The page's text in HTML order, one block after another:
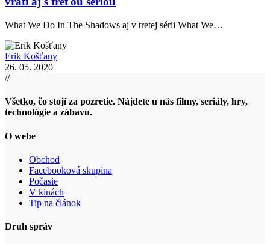
What We Do In The Shadows aj v tretej sérii What We…
Erik Košťany
26. 05. 2020
//
Všetko, čo stojí za pozretie. Nájdete u nás filmy, seriály, hry,
technológie a zábavu.
O webe
Obchod
Facebooková skupina
Počasie
V kinách
Tip na článok
Druh správ